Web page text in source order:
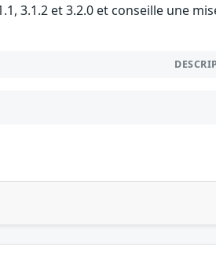
3.1.2 et 3.2.0 et conseille une